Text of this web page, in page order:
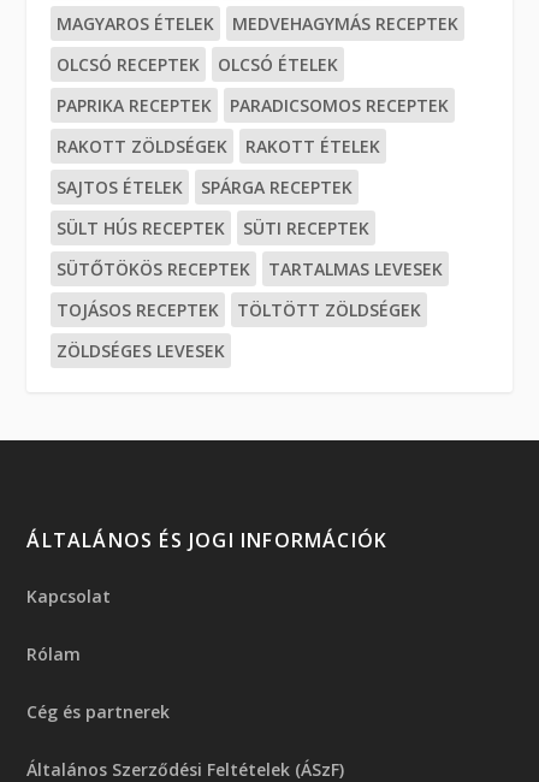
MAGYAROS ÉTELEK
MEDVEHAGYMÁS RECEPTEK
OLCSÓ RECEPTEK
OLCSÓ ÉTELEK
PAPRIKA RECEPTEK
PARADICSOMOS RECEPTEK
RAKOTT ZÖLDSÉGEK
RAKOTT ÉTELEK
SAJTOS ÉTELEK
SPÁRGA RECEPTEK
SÜLT HÚS RECEPTEK
SÜTI RECEPTEK
SÜTŐTÖKÖS RECEPTEK
TARTALMAS LEVESEK
TOJÁSOS RECEPTEK
TÖLTÖTT ZÖLDSÉGEK
ZÖLDSÉGES LEVESEK
ÁLTALÁNOS ÉS JOGI INFORMÁCIÓK
Kapcsolat
Rólam
Cég és partnerek
Általános Szerződési Feltételek (ÁSzF)